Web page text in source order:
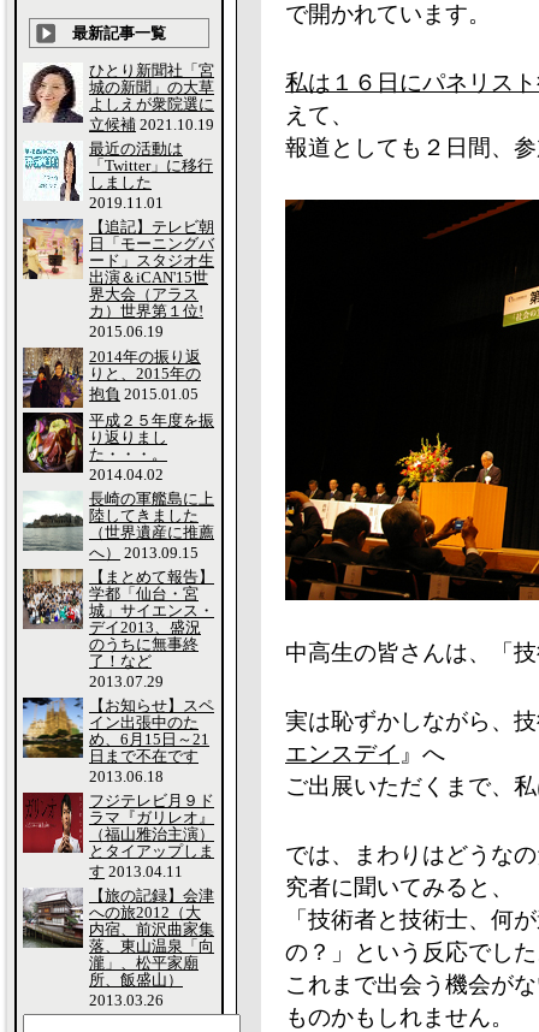
で開かれています。
私は１６日にパネリス
えて、
報道としても２日間、
中高生の皆さんは、「
実は恥ずかしながら、
エンスデイ 』へ
ご出展いただくまで、
では、まわりはどうな
究者に聞いてみると、
「技術者と技術士、何
の？」という反応でし
これまで出会う機会が
ものかもしれません。
最新記事一覧
ひとり新聞社「宮
城の新聞」の大草
よしえが衆院選に
立候補 2021.10.19
最近の活動は
「Twitter」に移行
しました
2019.11.01
【追記】テレビ朝
日「モーニングバ
ード」スタジオ生
出演＆iCAN'15世
界大会（アラス
カ）世界第１位!
2015.06.19
2014年の振り返
りと、2015年の
抱負 2015.01.05
平成２５年度を振
り返りまし
た・・・。
2014.04.02
長崎の軍艦島に上
陸してきました
（世界遺産に推薦
へ）
2013.09.15
【まとめて報告】
学都「仙台・宮
城」サイエンス・
デイ2013、盛況
のうちに無事終
了！など
2013.07.29
【お知らせ】スペ
イン出張中のた
め、6月15日～21
日まで不在です
2013.06.18
フジテレビ月９ド
ラマ『ガリレオ』
（福山雅治主演）
とタイアップしま
す 2013.04.11
【旅の記録】会津
への旅2012（大
内宿、前沢曲家集
落、東山温泉「向
瀧」、松平家廟
所、飯盛山）
2013.03.26